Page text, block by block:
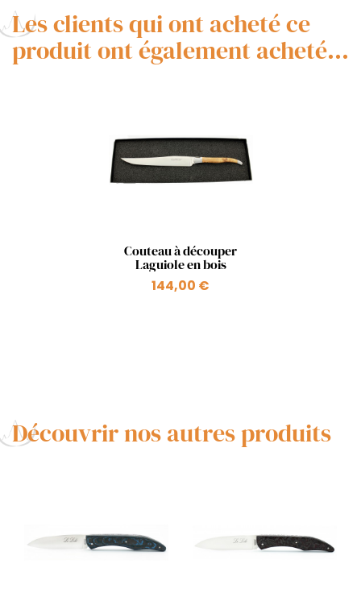
Les clients qui ont acheté ce
produit ont également acheté...
Aperçu rapide
Couteau à découper
Laguiole en bois
144,00 €
Découvrir nos autres produits